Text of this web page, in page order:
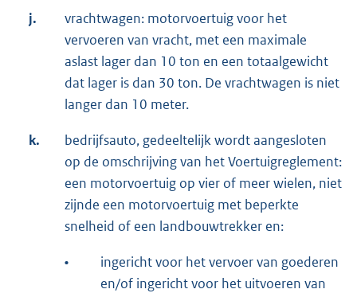
j.
vrachtwagen: motorvoertuig voor het
vervoeren van vracht, met een maximale
aslast lager dan 10 ton en een totaalgewicht
dat lager is dan 30 ton. De vrachtwagen is niet
langer dan 10 meter.
k.
bedrijfsauto, gedeeltelijk wordt aangesloten
op de omschrijving van het Voertuigreglement:
een motorvoertuig op vier of meer wielen, niet
zijnde een motorvoertuig met beperkte
snelheid of een landbouwtrekker en:
•
ingericht voor het vervoer van goederen
en/of ingericht voor het uitvoeren van